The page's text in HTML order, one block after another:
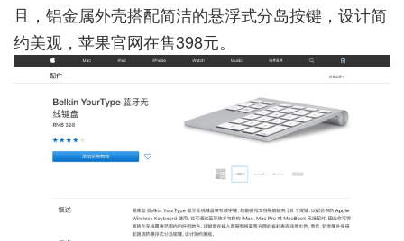
且，铝金属外壳搭配简洁的悬浮式分岛按键，设计简
约美观，苹果官网在售398元。